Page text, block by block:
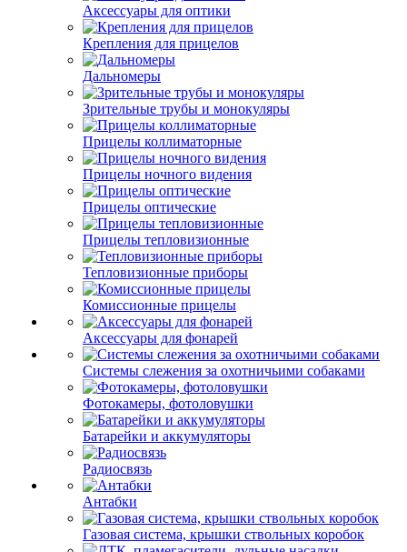
Аксессуары для оптики
Крепления для прицелов
Дальномеры
Зрительные трубы и монокуляры
Прицелы коллиматорные
Прицелы ночного видения
Прицелы оптические
Прицелы тепловизионные
Тепловизионные приборы
Комиссионные прицелы
Аксессуары для фонарей
Системы слежения за охотничьими собаками
Фотокамеры, фотоловушки
Батарейки и аккумуляторы
Радиосвязь
Антабки
Газовая система, крышки ствольных коробок